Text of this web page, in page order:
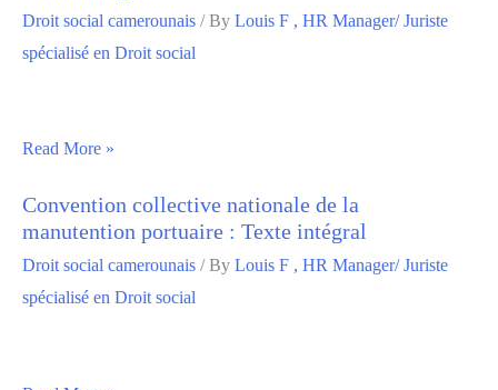
Droit social camerounais / By Louis F , HR Manager/ Juriste
spécialisé en Droit social
Read More »
Convention collective nationale de la
manutention portuaire : Texte intégral
Droit social camerounais / By Louis F , HR Manager/ Juriste
spécialisé en Droit social